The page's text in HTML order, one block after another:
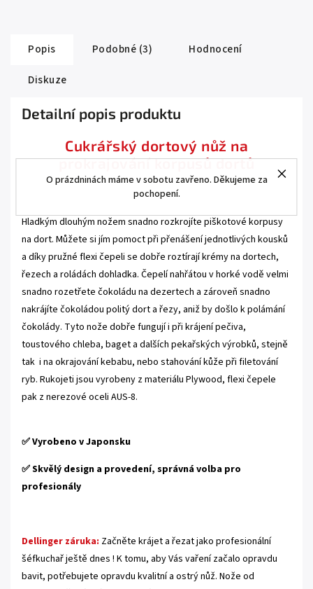
O prázdninách máme v sobotu zavřeno. Děkujeme za
pochopení.
Popis Podobné (3)
Hodnocení
Diskuze
Detailní popis produktu
Cukrářský dortový nůž na
prokrajování korpusů dortů
Hladkým dlouhým nožem snadno rozkrojíte piškotové korpusy
na dort. Můžete si jím pomoct při přenášení jednotlivých kousků
a díky pružné flexi čepeli se dobře roztírají krémy na dortech,
řezech a roládách dohladka. Čepelí nahřátou v horké vodě velmi
snadno rozetřete čokoládu na dezertech a zároveň snadno
nakrájíte čokoládou politý dort a řezy, aniž by došlo k polámání
čokolády. Tyto nože dobře fungují i při krájení pečiva,
toustového chleba, baget a dalších pekařských výrobků, stejně
tak i na okrajování kebabu, nebo stahování kůže při filetování
ryb. Rukojeti jsou vyrobeny z materiálu Plywood, flexi čepele
pak z nerezové oceli AUS-8.
✅ Vyrobeno v Japonsku
✅ Skvělý design a provedení, správná volba pro
profesionály
Dellinger záruka: Začněte krájet a řezat jako profesionální
šéfkuchař ještě dnes ! K tomu, aby Vás vaření začalo opravdu
bavit, potřebujete opravdu kvalitní a ostrý nůž. Nože od